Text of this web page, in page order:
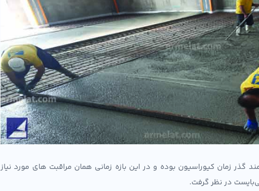
گذر زمان کیوراسیون بوده و در این بازه زمانی همان مراقبت های مورد نیاز
در نظر گرفت.